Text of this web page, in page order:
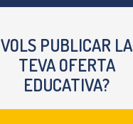
VOLS PUBLICAR LA
TEVA OFERTA
EDUCATIVA?